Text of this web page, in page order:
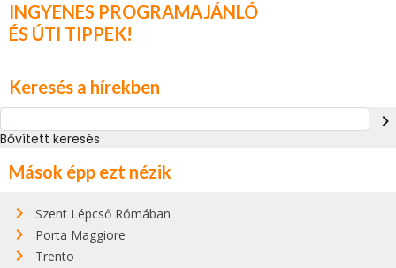
INGYENES PROGRAMAJÁNLÓ
ÉS ÚTI TIPPEK!
Keresés a hírekben
navigate_next
Bővített keresés
Mások épp ezt nézik
Szent Lépcső Rómában
Porta Maggiore
Trento